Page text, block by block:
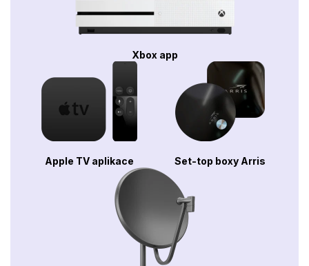
Xbox app
Apple TV aplikace Set-top boxy Arris